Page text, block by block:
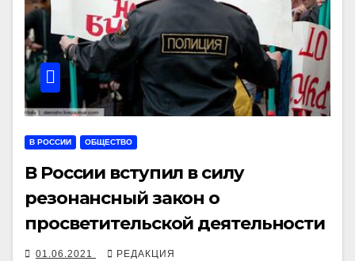
В РОССИИ ОБЩЕСТВО
В России вступил в силу
резонансный закон о
просветительской деятельности
01.06.2021 РЕДАКЦИЯ